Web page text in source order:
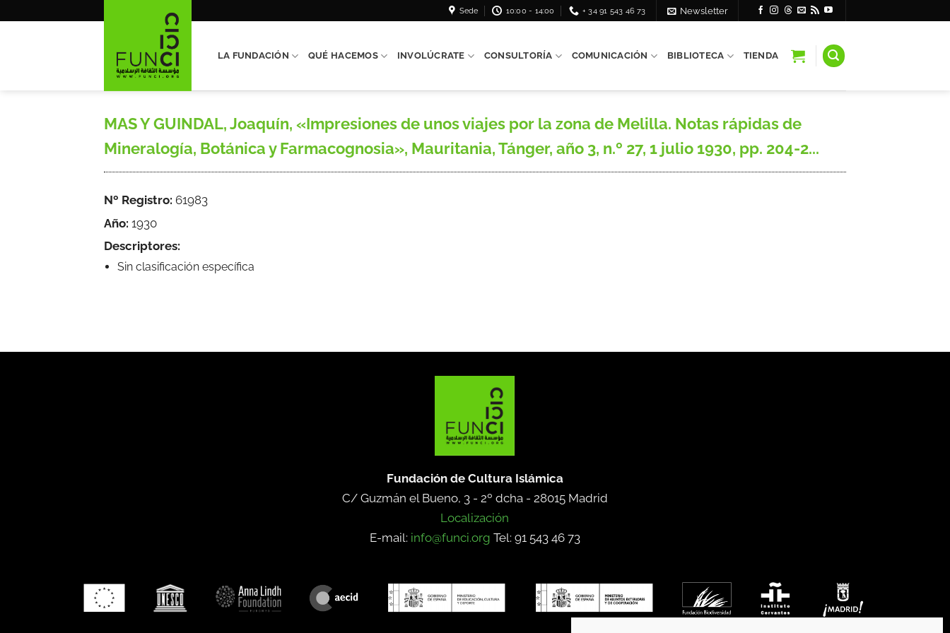
Sede 10:00 - 14:00 + 34 91 543 46 73 Newsletter
LA FUNDACIÓN QUÉ HACEMOS INVOLÚCRATE CONSULTORÍA COMUNICACIÓN BIBLIOTECA TIENDA
MAS Y GUINDAL, Joaquín, «Impresiones de unos viajes por la zona de Melilla. Notas rápidas de
Mineralogía, Botánica y Farmacognosia», Mauritania, Tánger, año 3, n.º 27, 1 julio 1930, pp. 204-2...
Nº Registro: 61983
Año: 1930
Descriptores:
Sin clasificación específica
Fundación de Cultura Islámica
C/ Guzmán el Bueno, 3 - 2º dcha - 28015 Madrid
Localización
E-mail: info@funci.org Tel: 91 543 46 73